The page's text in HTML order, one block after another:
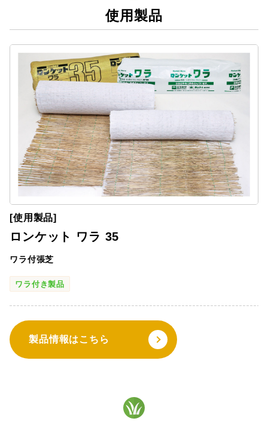
使用製品
[使用製品]
ロンケット ワラ 35
ワラ付張芝
ワラ付き製品
製品情報はこちら